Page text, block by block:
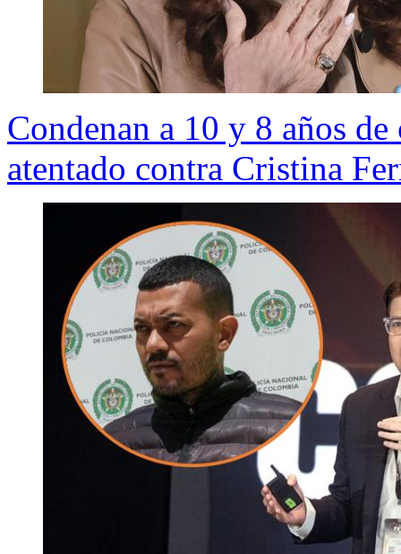
Condenan a 10 y 8 años
atentado contra Cristina